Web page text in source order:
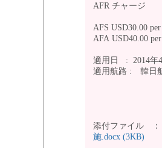
AFR チャージ
AFS
AFA USD40.00
適用日 : 2014年
適用航路 : 韓日
添付ファイル
施.docx (3KB)